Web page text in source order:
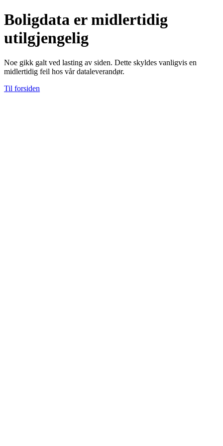
Boligdata er midlertidig
utilgjengelig
Noe gikk galt ved lasting av siden. Dette skyldes vanligvis en
midlertidig feil hos vår dataleverandør.
Til forsiden